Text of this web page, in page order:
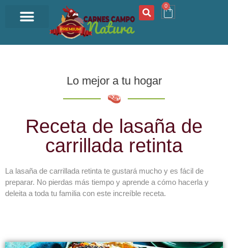
0
Lo mejor a tu hogar
Receta de lasaña de
carrillada retinta
La lasaña de carrillada retinta te gustará mucho y es fácil de
preparar. No pierdas más tiempo y aprende a cómo hacerla y
deleita a toda tu familia con este increíble receta.